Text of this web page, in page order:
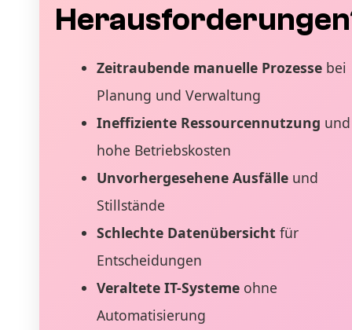
Zeitraubende manuelle Prozessebei
Planung und Verwaltung
Ineffiziente Ressourcennutzung und
hohe Betriebskosten
Unvorhergesehene Ausfälleund
Stillstände
Schlechte Datenübersicht für
Entscheidungen
Veraltete IT-Systemeohne
Automatisierung